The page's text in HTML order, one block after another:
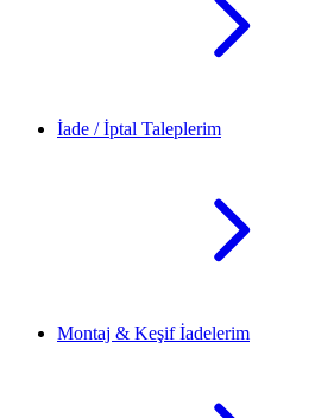
İade / İptal Taleplerim
Montaj & Keşif İadelerim